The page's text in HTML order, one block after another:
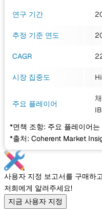
연구 기간
추정 기준 연도
CAGR
시장 집중도
주요 플레이어
*면책 조항: 주요 플레이어
*출처: Coherent Market
사용자 지정 보고서를 구매하
저희에게 알려주세요!
지금 사용자 지정